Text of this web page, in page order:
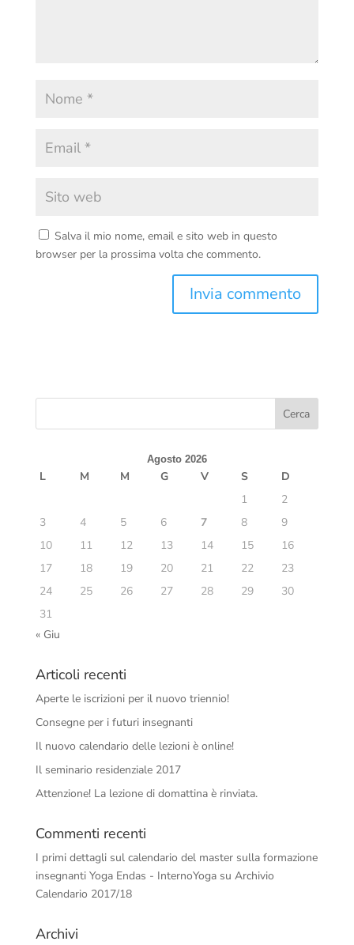
Salva il mio nome, email e sito web in questo
browser per la prossima volta che commento.
Agosto 2026
L M M G V S
D
1
2
3
4 5 6 7 8
9
10
11 12 13 14 15
16
17
18 19 20 21 22
23
24
25 26 27 28 29
30
31
« Giu
Articoli recenti
Aperte le iscrizioni per il nuovo triennio!
Consegne per i futuri insegnanti
Il nuovo calendario delle lezioni è online!
Il seminario residenziale 2017
Attenzione! La lezione di domattina è rinviata.
Commenti recenti
I primi dettagli sul calendario del master sulla formazione
insegnanti Yoga Endas - InternoYogasu Archivio
Calendario 2017/18
Archivi